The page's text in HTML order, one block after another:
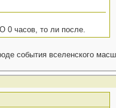
0 часов, то ли после.
события вселенского